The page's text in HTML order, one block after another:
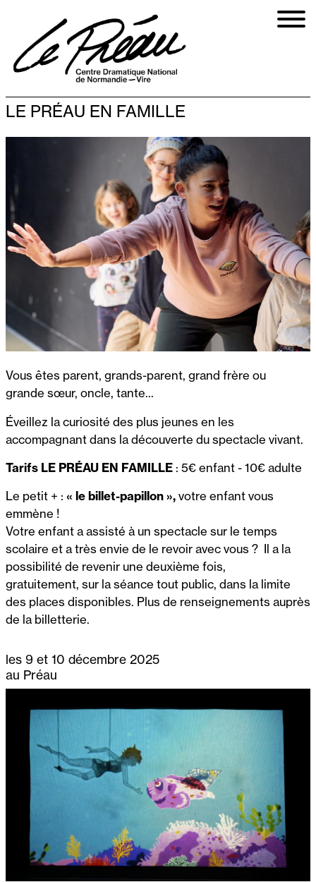
contenu
principal
LE PRÉAU EN FAMILLE
Vous êtes parent, grands-parent, grand frère ou
grande sœur, oncle, tante...
Éveillez la curiosité des plus jeunes en les
accompagnant dans la découverte du spectacle vivant.
Tarifs LE PRÉAU EN FAMILLE: 5€ enfant - 10€ adulte
Le petit + : « le billet-papillon »,votre enfant vous
emmène !
Votre enfant a assisté à un spectacle sur le temps
scolaire et a très envie de le revoir avec vous ? Il a la
possibilité de revenir une deuxième fois,
gratuitement, sur la séance tout public, dans la limite
des places disponibles. Plus de renseignements auprès
de la billetterie.
les 9 et 10 décembre 2025
au Préau